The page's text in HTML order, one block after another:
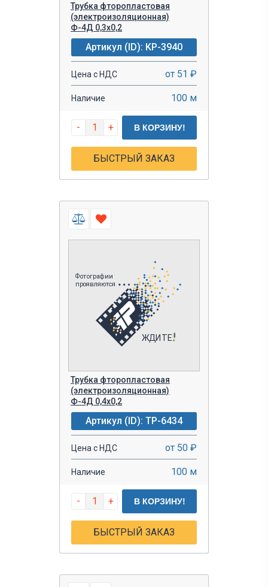
Трубка фторопластовая
(электроизоляционная)
Ф-4Д 0,3х0,2
Артикул (ID): KP-3940
Цена с НДС от 51 ₽
Наличие 100 м
- + В КОРЗИНУ!
БЫСТРЫЙ ЗАКАЗ
Трубка фторопластовая
(электроизоляционная)
Ф-4Д 0,4х0,2
Артикул (ID): TP-6434
Цена с НДС от 50 ₽
Наличие 100 м
- + В КОРЗИНУ!
БЫСТРЫЙ ЗАКАЗ